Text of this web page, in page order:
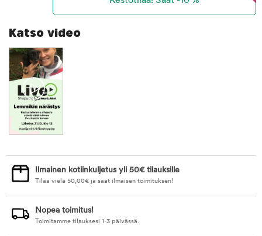
Katso video
Ilmainen kotiinkuljetus yli 50€ tilauksille
Tilaa vielä 50,00€ ja saat ilmaisen toimituksen!
Nopea toimitus!
Toimitamme tilauksesi 1-3 päivässä.